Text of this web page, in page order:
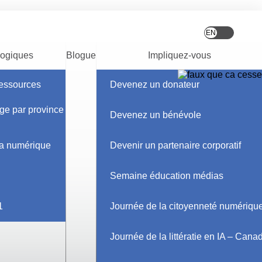
par province et
numérique
Blogue Impliquez-vous
Devenez un donateur
Devenez un bénévole
Devenir un partenaire corporatif
Semaine éducation médias
Journée de la citoyenneté
Journée de la littératie en IA –